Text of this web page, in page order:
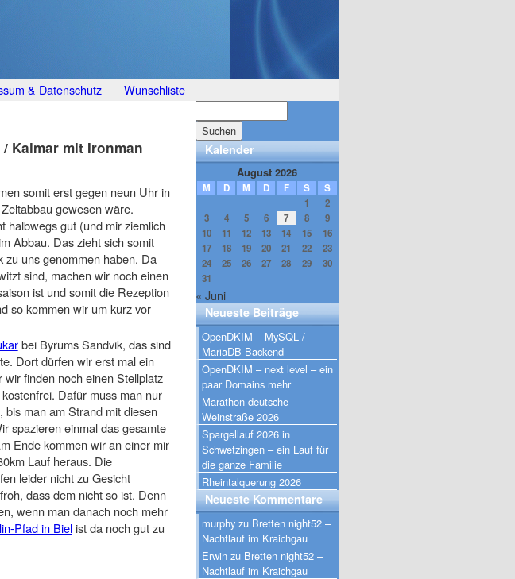
& Datenschutz Wunschliste
Kalmar mit Ironman
somit erst gegen neun Uhr in
gewesen wäre.
halbwegs gut (und mir ziemlich
Abbau. Das zieht sich somit
zu uns genommen haben. Da
sind, machen wir noch einen
ist und somit die Rezeption
so kommen wir um kurz vor
bei Byrums Sandvik, das sind
Dort dürfen wir erst mal ein
finden noch einen Stellplatz
Dafür muss man nur
man am Strand mit diesen
spazieren einmal das gesamte
Ende kommen wir an einer mir
Lauf heraus. Die
leider nicht zu Gesicht
dass dem nicht so ist. Denn
wenn man danach noch mehr
Pfad in Bielist da noch gut zu
Kalender
August 2026
M D M D F S
S
1
2
3
4 5 6 7 8
9
10
11 12 13 14 15
16
17
18 19 20 21 22
23
24
25 26 27 28 29
30
31
« Juni
Neueste Beiträge
OpenDKIM – MySQL /
MariaDB Backend
OpenDKIM – next level – ein
paar Domains mehr
Marathon deutsche
Weinstraße 2026
Spargellauf 2026 in
Schwetzingen – ein Lauf für
die ganze Familie
Rheintalquerung 2026
Neueste Kommentare
murphy zu Bretten night52 –
Nachtlauf im Kraichgau
Erwin zu Bretten night52 –
Nachtlauf im Kraichgau